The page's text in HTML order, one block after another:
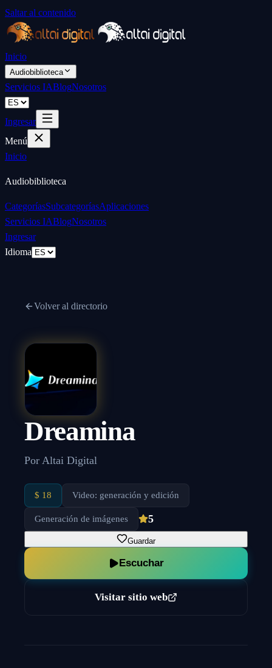
Saltar al contenido
Inicio
Audiobiblioteca
Servicios IABlogNosotros
Ingresar
Menú
Inicio
Audiobiblioteca
CategoríasSubcategoríasAplicaciones
Servicios IABlogNosotros
Ingresar
Idioma
Volver al directorio
Dreamina
Por Altai Digital
$ 18 Video: generación y edición
Generación de imágenes 5
Guardar
Escuchar
Visitar sitio web